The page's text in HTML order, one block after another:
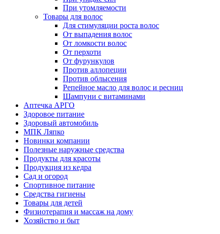
При утомляемости
Товары для волос
Для стимуляции роста волос
От выпадения волос
От ломкости волос
От перхоти
От фурункулов
Против аллопеции
Против облысения
Репейное масло для волос и ресниц
Шампуни с витаминами
Аптечка АРГО
Здоровое питание
Здоровый автомобиль
МПК Ляпко
Новинки компании
Полезные наружные средства
Продукты для красоты
Продукция из кедра
Сад и огород
Спортивное питание
Средства гигиены
Товары для детей
Физиотерапия и массаж на дому
Хозяйство и быт